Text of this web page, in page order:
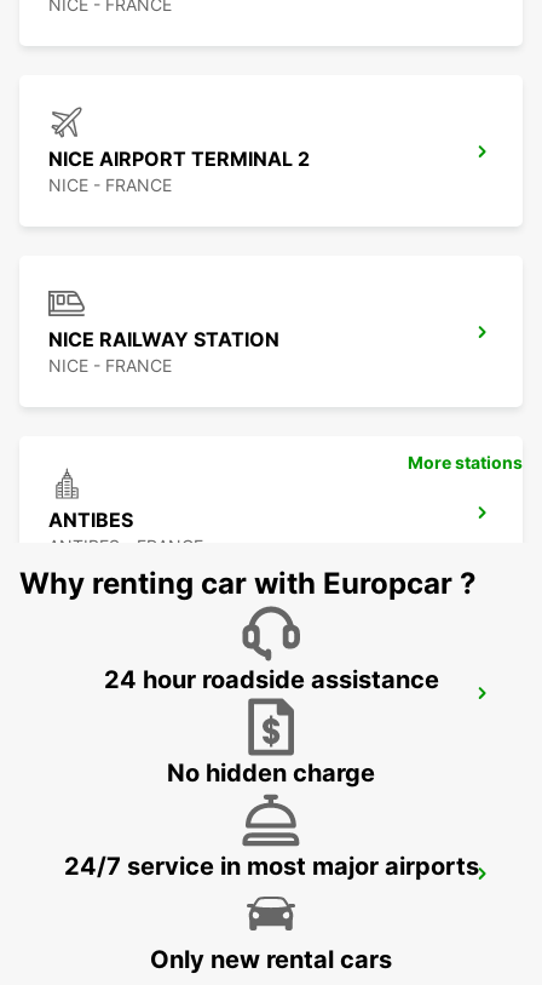
NICE - FRANCE
NICE AIRPORT TERMINAL 2
NICE - FRANCE
NICE RAILWAY STATION
NICE - FRANCE
ANTIBES
ANTIBES - FRANCE
CANNES AIRPORT
CANNES LA BOCCA - FRANCE
More stations
Why renting car with Europcar ?
24 hour roadside assistance
No hidden charge
24/7 service in most major airports
Only new rental cars